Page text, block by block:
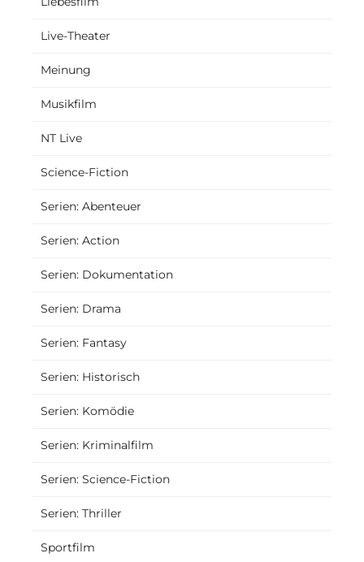
Live-Theater
Meinung
Musikfilm
NT Live
Science-Fiction
Serien: Abenteuer
Serien: Action
Serien: Dokumentation
Serien: Drama
Serien: Fantasy
Serien: Historisch
Serien: Komödie
Serien: Kriminalfilm
Serien: Science-Fiction
Serien: Thriller
Sportfilm